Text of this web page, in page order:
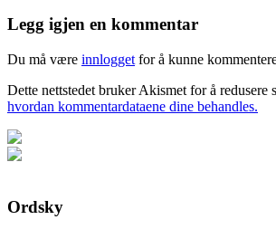
Legg igjen en kommentar
Du må være innlogget for å kunne
Dette nettstedet bruker Akismet for å redusere
hvordan kommentardataene dine behandles.
Ordsky